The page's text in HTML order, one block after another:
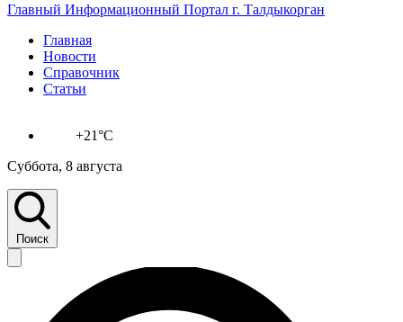
Главный Информационный Портал г. Талдыкорган
Главная
Новости
Справочник
Статьи
+21°C
Суббота, 8 августа
Поиск